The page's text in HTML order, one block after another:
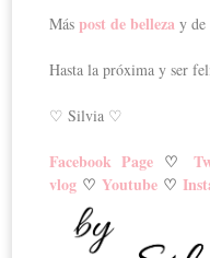
Máspost de belleza y de
Hasta la próxima y ser
♡ Silvia ♡
Facebook Page♡
vlog ♡Youtube ♡